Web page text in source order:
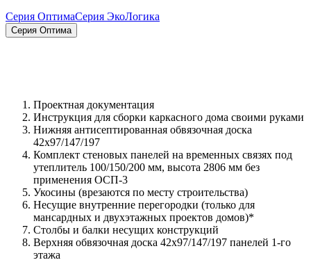
Серия ОптимаСерия ЭкоЛогика
Серия Оптима
Проектная документация
Инструкция для сборки каркасного дома своими руками
Нижняя антисептированная обвязочная доска
42х97/147/197
Комплект стеновых панелей на временных связях под
утеплитель 100/150/200 мм, высота 2806 мм без
применения ОСП-3
Укосины (врезаются по месту строительства)
Несущие внутренние перегородки (только для
мансардных и двухэтажных проектов домов)*
Столбы и балки несущих конструкций
Верхняя обвязочная доска 42х97/147/197 панелей 1-го
этажа